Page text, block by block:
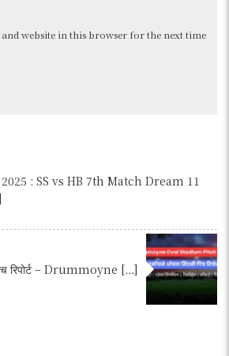
website in this browser for the next time
: SS vs HB 7th Match Dream 11
रिपोर्ट – Drummoyne […]